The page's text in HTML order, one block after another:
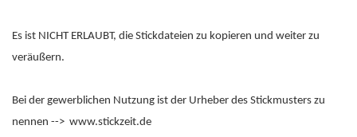
Es ist NICHT ERLAUBT, die Stickdateien zu kopieren und weiter zu
veräußern.
Bei der gewerblichen Nutzung ist der Urheber des Stickmusters zu
nennen --> www.stickzeit.de